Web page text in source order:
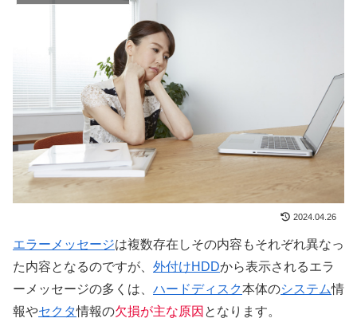
2024.04.26
エラーメッセージは複数存在しその内容もそれぞれ異なっ
た内容となるのですが、 外付けHDDから表示されるエラ
ーメッセージの多くは、 ハードディスク本体のシステム情
報やセクタ情報の欠損が主な原因 となります。